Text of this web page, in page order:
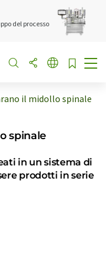
del processo
il midollo spinale
spinale
in un sistema di
prodotti in serie